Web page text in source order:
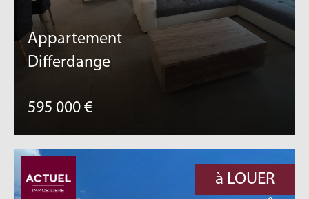
Appartement
Differdange
595 000 €
à LOUER